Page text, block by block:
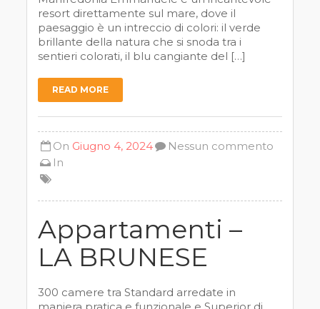
resort direttamente sul mare, dove il
paesaggio è un intreccio di colori: il verde
brillante della natura che si snoda tra i
sentieri colorati, il blu cangiante del […]
READ MORE
On Giugno 4, 2024
In
Nessun commento
Appartamenti –
LA BRUNESE
300 camere tra Standard arredate in